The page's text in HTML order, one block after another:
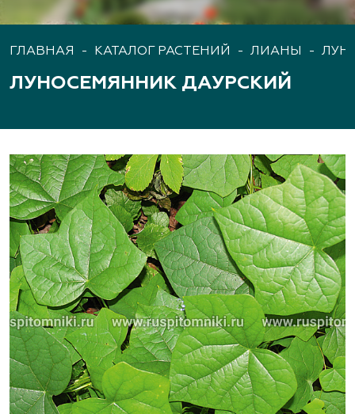
ГЛАВНАЯ - КАТАЛОГ РАСТЕНИЙ - ЛИАНЫ -
ЛУНОСЕМЯННИК ДАУРСКИЙ